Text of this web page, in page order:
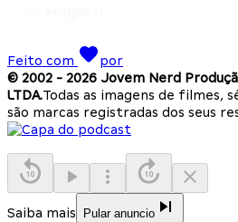
Feito com
por
© 2002 - 2026 Jovem Nerd
LTDA.Todas as imagens de filmes,
são marcas registradas dos seus
Saiba mais Pular anuncio